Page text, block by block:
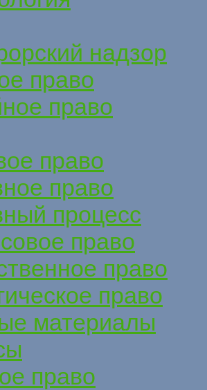
надзор
право
право
право
право
процесс
право
право
право
материалы
право